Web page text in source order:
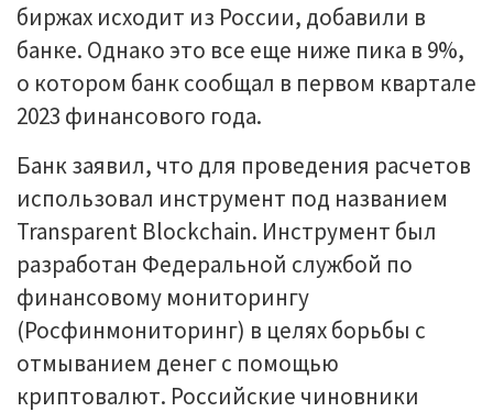
биржах исходит из России, добавили в
банке. Однако это все еще ниже пика в 9%,
о котором банк сообщал в первом квартале
2023 финансового года.
Банк заявил, что для проведения расчетов
использовал инструмент под названием
Transparent Blockchain. Инструмент был
разработан Федеральной службой по
финансовому мониторингу
(Росфинмониторинг) в целях борьбы с
отмыванием денег с помощью
криптовалют. Российские чиновники